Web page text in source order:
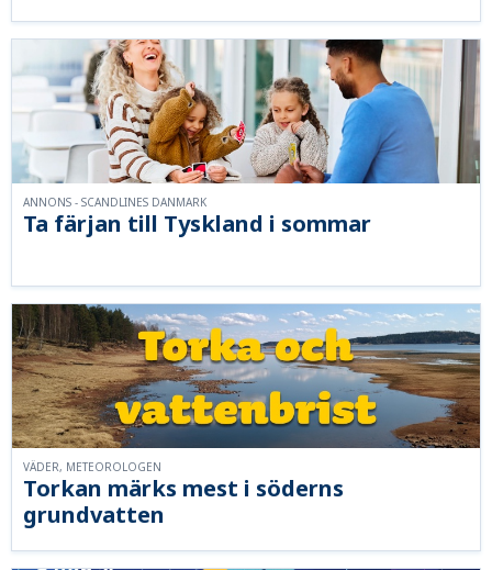
Ta färjan till Tyskland i sommar
ANNONS - SCANDLINES DANMARK
Torkan märks mest i söderns
grundvatten
VÄDER, METEOROLOGEN